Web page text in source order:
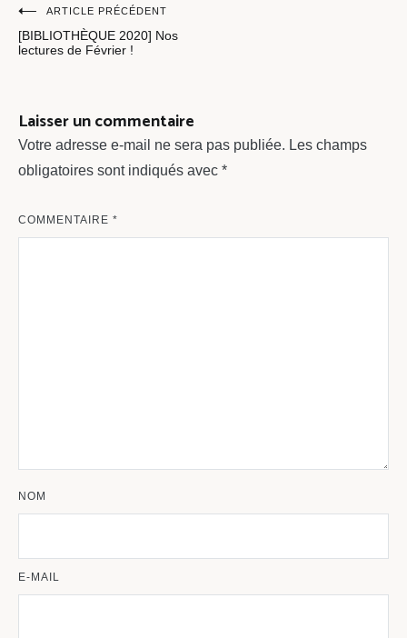
Navigation
de
ARTICLE PRÉCÉDENT
[BIBLIOTHÈQUE 2020] Nos
lectures de Février !
Laisser un commentaire
Votre adresse e-mail ne sera pas publiée. Les champs
obligatoires sont indiqués avec *
COMMENTAIRE *
NOM
E-MAIL